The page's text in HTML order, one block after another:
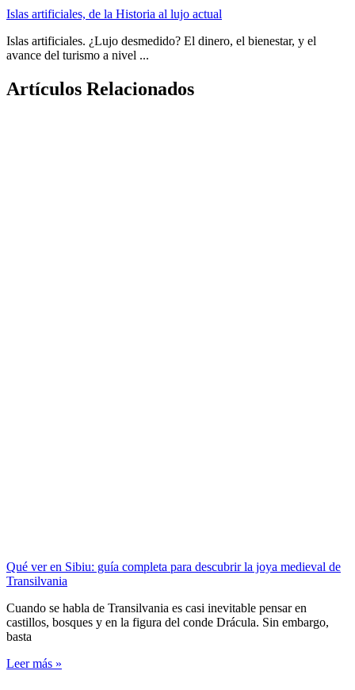
Islas artificiales, de la Historia al lujo actual
Islas artificiales. ¿Lujo desmedido? El dinero, el bienestar, y el
avance del turismo a nivel ...
Artículos Relacionados
Qué ver en Sibiu: guía completa para descubrir la joya medieval de
Transilvania
Cuando se habla de Transilvania es casi inevitable pensar en
castillos, bosques y en la figura del conde Drácula. Sin embargo,
basta
Leer más »